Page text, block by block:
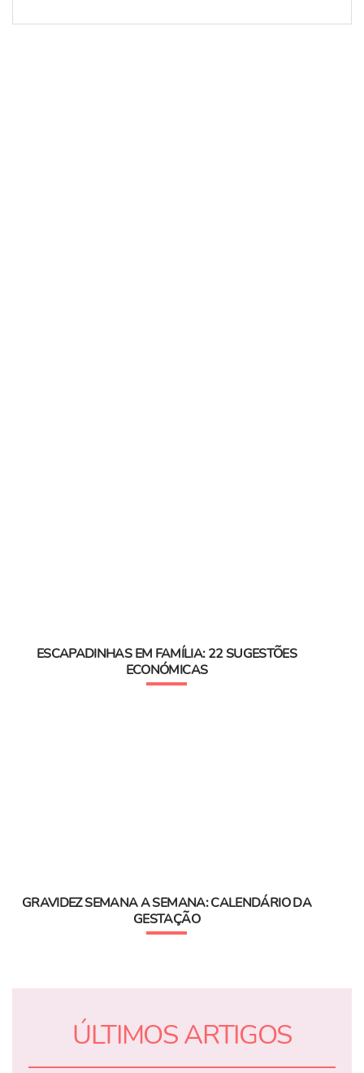
ESCAPADINHAS EM FAMÍLIA: 22 SUGESTÕES
ECONÓMICAS
GRAVIDEZ SEMANA A SEMANA: CALENDÁRIO DA
GESTAÇÃO
ÚLTIMOS ARTIGOS